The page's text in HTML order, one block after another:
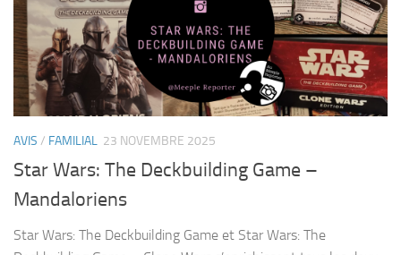
AVIS / FAMILIAL 23 NOVEMBRE 2025
Star Wars: The Deckbuilding Game –
Mandaloriens
Star Wars: The Deckbuilding Game et Star Wars: The